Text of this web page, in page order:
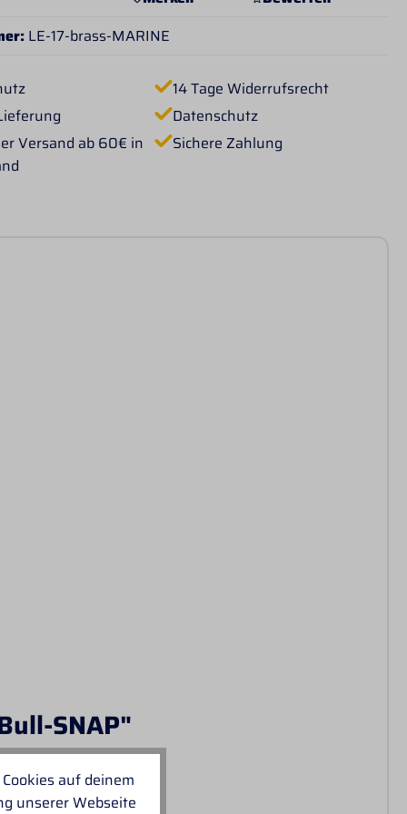
LE-17-brass-MARINE
14 Tage Widerrufsrecht
Datenschutz
Versand ab 60€ in
Sichere Zahlung
SNAP"
auf deinem
unserer Webseite